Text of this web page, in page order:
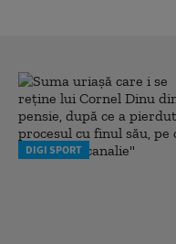
DIGI SPORT